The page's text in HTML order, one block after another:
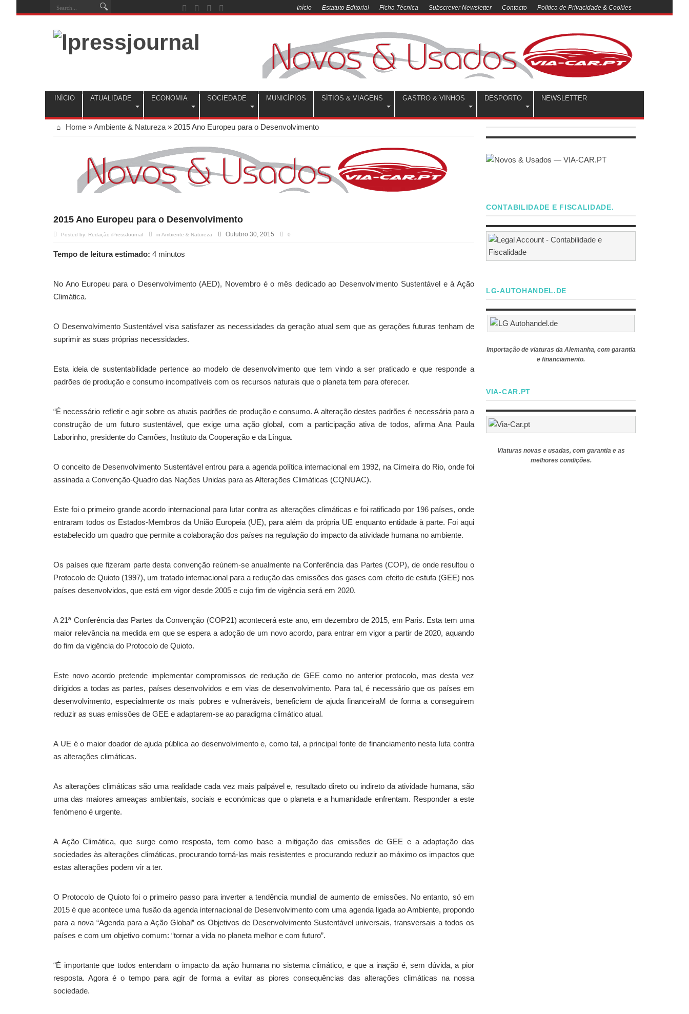
Início Estatuto Editorial Ficha Técnica Subscrever Newsletter Contacto Politica de Privacidade & Cookies
INÍCIO ATUALIDADE ECONOMIA SOCIEDADE MUNICÍPIOS SÍTIOS & VIAGENS GASTRO & VINHOS DESPORTO NEWSLETTER
Home »Ambiente & Natureza » 2015 Ano Europeu para o Desenvolvimento
2015 Ano Europeu para o Desenvolvimento
Posted by: Redação iPressJournal in Ambiente & Natureza Outubro 30, 2015 0
Tempo de leitura estimado: 4 minutos
No Ano Europeu para o Desenvolvimento (AED), Novembro é o mês dedicado ao Desenvolvimento Sustentável e à Ação
Climática.
O Desenvolvimento Sustentável visa satisfazer as necessidades da geração atual sem que as gerações futuras tenham de
suprimir as suas próprias necessidades.
Esta ideia de sustentabilidade pertence ao modelo de desenvolvimento que tem vindo a ser praticado e que responde a
padrões de produção e consumo incompatíveis com os recursos naturais que o planeta tem para oferecer.
“É necessário refletir e agir sobre os atuais padrões de produção e consumo. A alteração destes padrões é necessária para a
construção de um futuro sustentável, que exige uma ação global, com a participação ativa de todos, afirma Ana Paula
Laborinho, presidente do Camões, Instituto da Cooperação e da Língua.
O conceito de Desenvolvimento Sustentável entrou para a agenda política internacional em 1992, na Cimeira do Rio, onde foi
assinada a Convenção-Quadro das Nações Unidas para as Alterações Climáticas (CQNUAC).
Este foi o primeiro grande acordo internacional para lutar contra as alterações climáticas e foi ratificado por 196 países, onde
entraram todos os Estados-Membros da União Europeia (UE), para além da própria UE enquanto entidade à parte. Foi aqui
estabelecido um quadro que permite a colaboração dos países na regulação do impacto da atividade humana no ambiente.
Os países que fizeram parte desta convenção reúnem-se anualmente na Conferência das Partes (COP), de onde resultou o
Protocolo de Quioto (1997), um tratado internacional para a redução das emissões dos gases com efeito de estufa (GEE) nos
países desenvolvidos, que está em vigor desde 2005 e cujo fim de vigência será em 2020.
A 21ª Conferência das Partes da Convenção (COP21) acontecerá este ano, em dezembro de 2015, em Paris. Esta tem uma
maior relevância na medida em que se espera a adoção de um novo acordo, para entrar em vigor a partir de 2020, aquando
do fim da vigência do Protocolo de Quioto.
Este novo acordo pretende implementar compromissos de redução de GEE como no anterior protocolo, mas desta vez
dirigidos a todas as partes, países desenvolvidos e em vias de desenvolvimento. Para tal, é necessário que os países em
desenvolvimento, especialmente os mais pobres e vulneráveis, beneficiem de ajuda financeiraM de forma a conseguirem
reduzir as suas emissões de GEE e adaptarem-se ao paradigma climático atual.
A UE é o maior doador de ajuda pública ao desenvolvimento e, como tal, a principal fonte de financiamento nesta luta contra
as alterações climáticas.
As alterações climáticas são uma realidade cada vez mais palpável e, resultado direto ou indireto da atividade humana, são
uma das maiores ameaças ambientais, sociais e económicas que o planeta e a humanidade enfrentam. Responder a este
fenómeno é urgente.
A Ação Climática, que surge como resposta, tem como base a mitigação das emissões de GEE e a adaptação das
sociedades às alterações climáticas, procurando torná-las mais resistentes e procurando reduzir ao máximo os impactos que
estas alterações podem vir a ter.
O Protocolo de Quioto foi o primeiro passo para inverter a tendência mundial de aumento de emissões. No entanto, só em
2015 é que acontece uma fusão da agenda internacional de Desenvolvimento com uma agenda ligada ao Ambiente, propondo
para a nova “Agenda para a Ação Global” os Objetivos de Desenvolvimento Sustentável universais, transversais a todos os
países e com um objetivo comum: “tornar a vida no planeta melhor e com futuro”.
“É importante que todos entendam o impacto da ação humana no sistema climático, e que a inação é, sem dúvida, a pior
resposta. Agora é o tempo para agir de forma a evitar as piores consequências das alterações climáticas na nossa
sociedade.
CONTABILIDADE E FISCALIDADE.
LG-AUTOHANDEL.DE
Importação de viaturas da Alemanha, com garantia
e financiamento.
VIA-CAR.PT
Viaturas novas e usadas, com garantia e as
melhores condições.